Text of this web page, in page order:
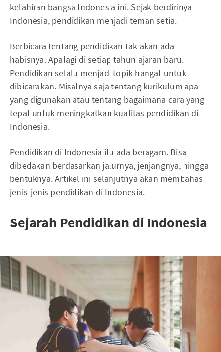
kelahiran bangsa Indonesia ini. Sejak berdirinya
Indonesia, pendidikan menjadi teman setia.
Berbicara tentang pendidikan tak akan ada
habisnya. Apalagi di setiap tahun ajaran baru.
Pendidikan selalu menjadi topik hangat untuk
dibicarakan. Misalnya saja tentang kurikulum apa
yang digunakan atau tentang bagaimana cara yang
tepat untuk meningkatkan kualitas pendidikan di
Indonesia.
Pendidikan di Indonesia itu ada beragam. Bisa
dibedakan berdasarkan jalurnya, jenjangnya, hingga
bentuknya. Artikel ini selanjutnya akan membahas
jenis-jenis pendidikan di Indonesia.
Sejarah Pendidikan di Indonesia